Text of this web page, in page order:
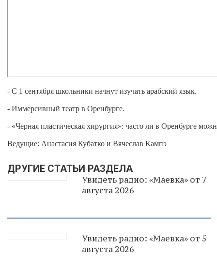
- С 1 сентября школьники начнут изучать арабский язык.
- Иммерсивный театр в Оренбурге.
- «Черная пластическая хирургия»: часто ли в Оренбурге
Ведущие: Анастасия Кубатко и Вячеслав Кампэ
ДРУГИЕ СТАТЬИ РАЗДЕЛА
Увидеть радио: «Маевка» от 7
августа 2026
Увидеть радио: «Маевка» от 5
августа 2026